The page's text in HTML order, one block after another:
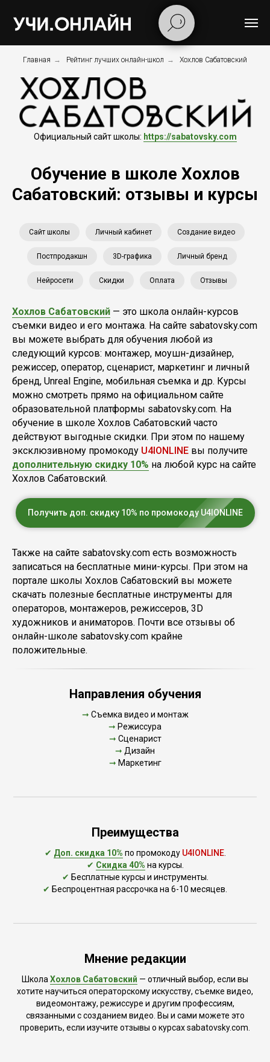
Главная → Рейтинг лучших онлайн-школ → Хохлов Сабатовский
Официальный сайт школы: https://sabatovsky.com
Обучение в школе Хохлов
Сабатовский: отзывы и курсы
Сайт школы Личный кабинет Создание видео
Постпродакшн 3D-графика Личный бренд
Нейросети Скидки Оплата Отзывы
Хохлов Сабатовский — это школа онлайн-курсов
съемки видео и его монтажа. На сайте sabatovsky.com
вы можете выбрать для обучения любой из
следующий курсов: монтажер, моушн-дизайнер,
режиссер, оператор, сценарист, маркетинг и личный
бренд, Unreal Engine, мобильная съемка и др. Курсы
можно смотреть прямо на официальном сайте
образовательной платформы sabatovsky.com. На
обучение в школе Хохлов Сабатовский часто
действуют выгодные скидки. При этом по нашему
эксклюзивному промокоду U4IONLINE вы получите
дополнительную скидку 10% на любой курс на сайте
Хохлов Сабатовский.
Получить доп. скидку 10% по промокоду U4IONLINE
Также на сайте sabatovsky.com есть возможность
записаться на бесплатные мини-курсы. При этом на
портале школы Хохлов Сабатовский вы можете
скачать полезные бесплатные инструменты для
операторов, монтажеров, режиссеров, 3D
художников и аниматоров. Почти все отзывы об
онлайн-школе sabatovsky.com крайне
положительные.
Направления обучения
➞ Съемка видео и монтаж
➞ Режиссура
➞ Сценарист
➞ Дизайн
➞ Маркетинг
Преимущества
✔ Доп. скидка 10% по промокоду U4IONLINE.
✔ Скидка 40% на курсы.
✔ Бесплатные курсы и инструменты.
✔ Беспроцентная рассрочка на 6-10 месяцев.
Мнение редакции
Школа Хохлов Сабатовский — отличный выбор, если вы
хотите научиться операторскому искусству, съемке видео,
видеомонтажу, режиссуре и другим профессиям,
связанными с созданием видео. Вы и сами можете это
проверить, если изучите отзывы о курсах sabatovsky.com.